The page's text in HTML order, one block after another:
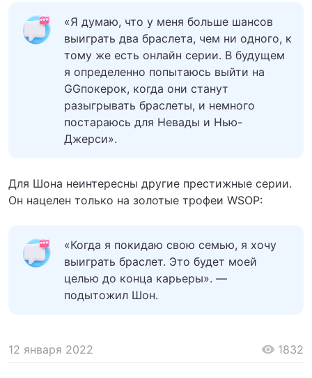
«Я думаю, что у меня больше шансов
выиграть два браслета, чем ни одного, к
тому же есть онлайн серии. В будущем
я определенно попытаюсь выйти на
GGпокерок, когда они станут
разыгрывать браслеты, и немного
постараюсь для Невады и Нью-
Джерси».
Для Шона неинтересны другие престижные серии.
Он нацелен только на золотые трофеи WSOP:
«Когда я покидаю свою семью, я хочу
выиграть браслет. Это будет моей
целью до конца карьеры». —
подытожил Шон.
12 января 2022 1832